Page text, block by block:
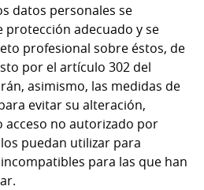
datos personales se
protección adecuado y se
profesional sobre éstos, de
por el artículo 302 del
asimismo, las medidas de
evitar su alteración,
no autorizado por
puedan utilizar para
para las que han